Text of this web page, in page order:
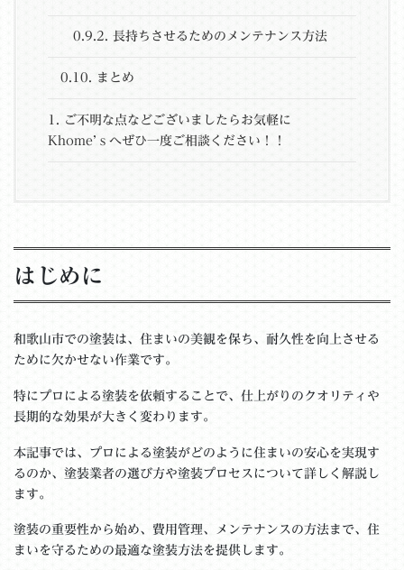
0.9.2. 長持ちさせるためのメンテナンス方法
0.10. まとめ
1.
ご不明な点などございましたらお気軽に
Khome’ｓへぜひ一度ご相談ください！！
はじめに
和歌山市での塗装は、住まいの美観を保ち、耐久性を向上させる
ために欠かせない作業です。
特にプロによる塗装を依頼することで、仕上がりのクオリティや
長期的な効果が大きく変わります。
本記事では、プロによる塗装がどのように住まいの安心を実現す
るのか、塗装業者の選び方や塗装プロセスについて詳しく解説し
ます。
塗装の重要性から始め、費用管理、メンテナンスの方法まで、住
まいを守るための最適な塗装方法を提供します。